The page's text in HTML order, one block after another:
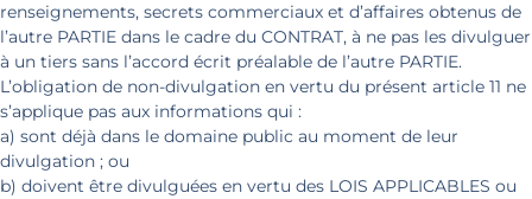
renseignements, secrets commerciaux et d’affaires obtenus de
l’autre PARTIE dans le cadre du CONTRAT, à ne pas les divulguer
à un tiers sans l’accord écrit préalable de l’autre PARTIE.
L’obligation de non-divulgation en vertu du présent article 11 ne
s’applique pas aux informations qui :
a) sont déjà dans le domaine public au moment de leur
divulgation ; ou
b) doivent être divulguées en vertu des LOIS APPLICABLES ou